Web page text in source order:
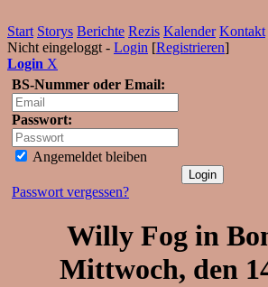
Start Storys Berichte Rezis Kalender Kontakt
Nicht eingeloggt - Login [Registrieren]
Login X
BS-Nummer oder Email:
Passwort:
Angemeldet bleiben
Passwort vergessen?
Willy Fog in
Mittwoch, den